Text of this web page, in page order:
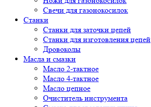
Свечи для газонокосилок
Станки
Cтанки для заточки цепей
Станки для изготовления цепей
Дровоколы
Масла и смазки
Масло 2-тактное
Масло 4-тактное
Масло цепное
Очиститель инструмента